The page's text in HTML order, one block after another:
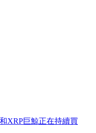
XRP巨鯨正在持續買